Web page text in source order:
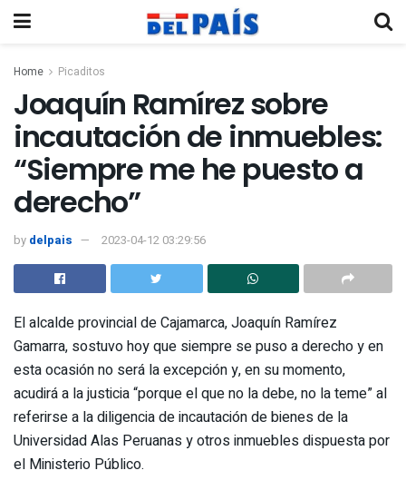
Home Picaditos
Joaquín Ramírez sobre
incautación de inmuebles:
“Siempre me he puesto a
derecho”
by delpais 2023-04-12 03:29:56
El alcalde provincial de Cajamarca, Joaquín Ramírez
Gamarra, sostuvo hoy que siempre se puso a derecho y en
esta ocasión no será la excepción y, en su momento,
acudirá a la justicia “porque el que no la debe, no la teme” al
referirse a la diligencia de incautación de bienes de la
Universidad Alas Peruanas y otros inmuebles dispuesta por
el Ministerio Público.